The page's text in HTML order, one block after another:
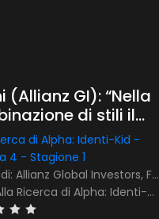
(Allianz GI): “Nella
di stili il
per sfruttare
fasi del ciclo
di Alpha: Identi-Kid -
4 - Stagione 1
A cura di: Allianz Global Investors, FocusRisparmio
Serie: Alla Ricerca di Alpha: Identi-Kid